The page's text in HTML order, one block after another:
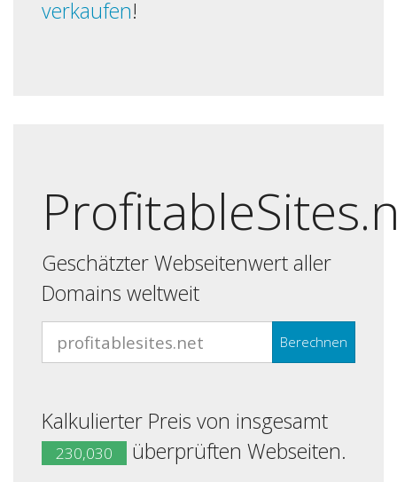
verkaufen!
Geschätzter Webseitenwert aller
Domains weltweit
Berechnen
Kalkulierter Preis von insgesamt
230,030 überprüften Webseiten.